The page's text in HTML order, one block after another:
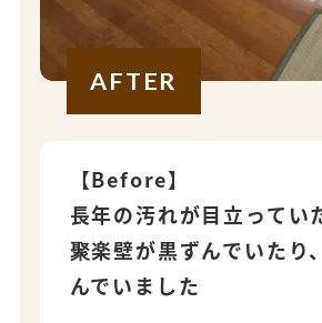
AFTER
【Before】
長年の汚れが目立ってい
聚楽壁が黒ずんでいたり
んでいました